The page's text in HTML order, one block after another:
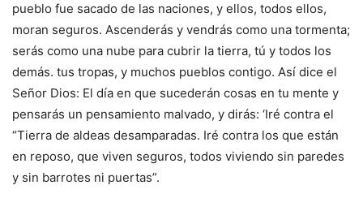
pueblo fue sacado de las naciones, y ellos, todos ellos,
moran seguros. Ascenderás y vendrás como una tormenta;
serás como una nube para cubrir la tierra, tú y todos los
demás. tus tropas, y muchos pueblos contigo. Así dice el
Señor Dios: El día en que sucederán cosas en tu mente y
pensarás un pensamiento malvado, y dirás: ‘Iré contra el
“Tierra de aldeas desamparadas. Iré contra los que están
en reposo, que viven seguros, todos viviendo sin paredes
y sin barrotes ni puertas”.